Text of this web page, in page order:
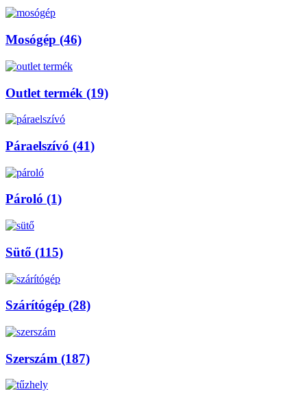
Mosógép (46)
Outlet termék (19)
Páraelszívó (41)
Pároló (1)
Sütő (115)
Szárítógép (28)
Szerszám (187)